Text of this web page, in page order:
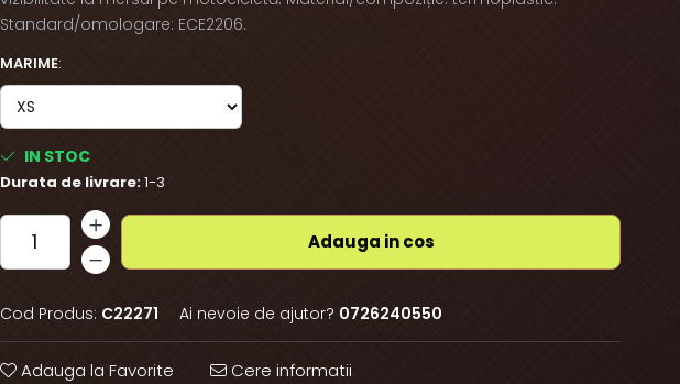
Standard/omologare: ECE2206.
MARIME:
IN STOC
Durata de livrare:1-3
Adauga in cos
Cod Produs: C22271 Ai nevoie de ajutor? 0726240550
Adauga la Favorite Cere informatii